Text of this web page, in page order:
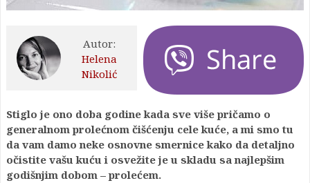
Autor:
Helena
Nikolić
Stiglo je ono doba godine kada sve više pričamo o
generalnom prolećnom čišćenju cele kuće, a mi smo tu
da vam damo neke osnovne smernice kako da detaljno
očistite vašu kuću i osvežite je u skladu sa najlepšim
godišnjim dobom – prolećem.